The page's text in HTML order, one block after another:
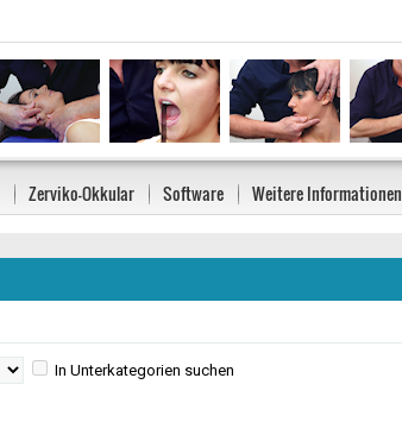
Zerviko-Okkular Software Weitere Informationen
In Unterkategorien suchen